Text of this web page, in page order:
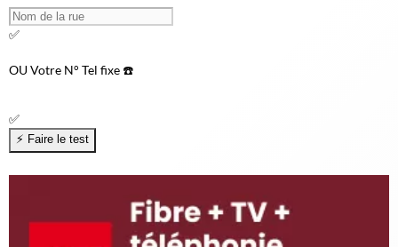
✅
OUVotre N° Tel fixe ☎️
✅